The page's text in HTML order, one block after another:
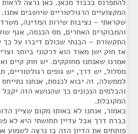
להתפרנס בכבוד מכאן. כאן נרצה לראות
המקצועיים הרגולטוריים שיושבים
שקראתי - נציבות שירות המדינה,
והמבוקרים האחרים, מס הכנסה, אגף
התקשורת – הבנתי שכולם דיברו על כך
אז חוק ישן מאוד הוא דרקוני ביותר
אמרנו שאנחנו מחוקקים. יש חוק קיים
מסלול, יש דרך, יש גופים רגולטוריים,
לממשלה, זה יבוא לכנסת, אנחנו נתייחס
והבלמים הנכונים כך שהנושא הזה
המקובלת.
כאמור, אנחנו לא באותו מקום שציין
כברת דרך אבל עדיין תחושתי היא לא
פותחים את הדיון הזה בו נרצה לשמוע